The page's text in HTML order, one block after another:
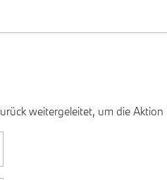
weitergeleitet, um die